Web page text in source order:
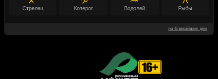
Стрелец Козерог Водолей Рыбы
на ближайшие дни